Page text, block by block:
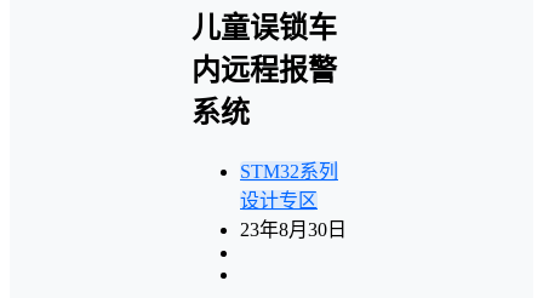
儿童误锁车
内远程报警
系统
STM32系列
设计专区
23年8月30日